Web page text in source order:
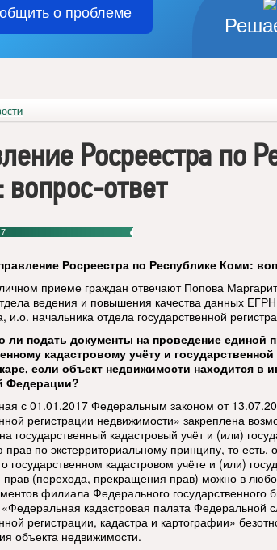
о проблеме
Росреестра по
ответ
Росреестра по Республике Коми:
приеме граждан отвечают Попова
ведения и повышения качества данных
и.о. начальника отдела государственной
ли подать документы на проведение единой
кадастровому учёту и
если объект недвижимости находится в
Федерации?
с 01.01.2017 Федеральным законом от
регистрации недвижимости» закреплена
государственный кадастровый учёт и (или)
прав по экстерриториальному принципу, то есть,
государственном кадастровом учёте и (или)
прав (перехода, прекращения прав) можно в
филиала Федерального государственного
кадастровая палата Федеральной
регистрации, кадастра и картографии»
объекта недвижимости.